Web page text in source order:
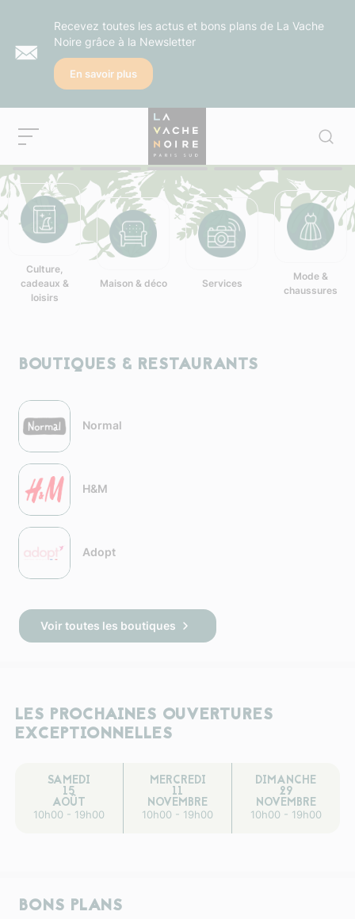
Recevez toutes les actus et bons plans de La Vache
Noire grâce à la Newsletter
En savoir plus
Culture,
cadeaux &
loisirs
Maison & déco Services
Mode &
chaussures
BONS PLANS
BOUTIQUES & RESTAURANTS
Normal
H&M
Adopt
Voir toutes les boutiques
LES PROCHAINES OUVERTURES
EXCEPTIONNELLES
SAMEDI
15
AOÛT
10h00 - 19h00
MERCREDI
11
NOVEMBRE
10h00 - 19h00
DIMANCHE
29
NOVEMBRE
10h00 - 19h00